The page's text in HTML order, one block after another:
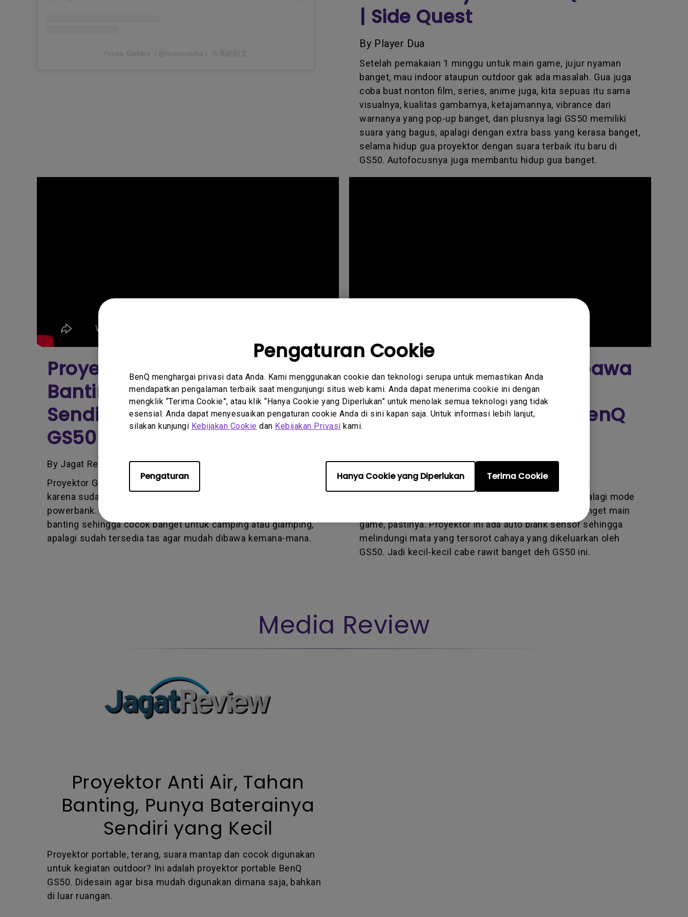
Pengaturan Cookie
BenQ menghargai privasi data Anda. Kami menggunakan cookie dan teknologi serupa untuk memastikan Anda
mendapatkan pengalaman terbaik saat mengunjungi situs web kami. Anda dapat menerima cookie ini dengan
mengklik “Terima Cookie”, atau klik “Hanya Cookie yang Diperlukan” untuk menolak semua teknologi yang tidak
esensial. Anda dapat menyesuaikan pengaturan cookie Anda di sini kapan saja. Untuk informasi lebih lanjut,
silakan kunjungi Kebijakan Cookie dan Kebijakan Privasi kami.
Pengaturan Hanya Cookie yang Diperlukan Terima Cookie
Yuska Galileo（@mrseuscha）分享的貼文
| Side Quest
By Player Dua
Setelah pemakaian 1 minggu untuk main game, jujur nyaman
banget, mau indoor ataupun outdoor gak ada masalah. Gua juga
coba buat nonton film, series, anime juga, kita sepuas itu sama
visualnya, kualitas gambarnya, ketajamannya, vibrance dari
warnanya yang pop-up banget, dan plusnya lagi GS50 memiliki
suara yang bagus, apalagi dengan extra bass yang kerasa banget,
selama hidup gua proyektor dengan suara terbaik itu baru di
GS50. Autofocusnya juga membantu hidup gua banget.
Proyektor Anti Air, Tahan
Banting, Punya Baterainya
Sendiri & Kecil! REVIEW BenQ
GS50
By Jagat Review
Proyektor GS50 cocok untuk di rumah atau bahkan diluar rumah,
karena sudah ada built-in battery dan bahkan bisa pakai
powerbank. Lengkap dengan sertifikasi tahan air dan tahan
banting sehingga cocok banget untuk camping atau glamping,
apalagi sudah tersedia tas agar mudah dibawa kemana-mana.
Kecil! Compact! Bisa dibawa
kemana pun! Suara?
Menggelegar!! Review BenQ
Portable Projector GS50
By PSe Gameshop
Di proyektor ini didukung 7 mode gambar yang sangat
memudahkan kita sebagai pengguna proyektor ini, apalagi mode
game yang kita butuh, dari detail-detail jadi sesuai banget main
game, pastinya. Proyektor ini ada auto blank sensor sehingga
melindungi mata yang tersorot cahaya yang dikeluarkan oleh
GS50. Jadi kecil-kecil cabe rawit banget deh GS50 ini.
Media Review
Proyektor Anti Air, Tahan
Banting, Punya Baterainya
Sendiri yang Kecil
Proyektor portable, terang, suara mantap dan cocok digunakan
untuk kegiatan outdoor? Ini adalah proyektor portable BenQ
GS50. Didesain agar bisa mudah digunakan dimana saja, bahkan
di luar ruangan.